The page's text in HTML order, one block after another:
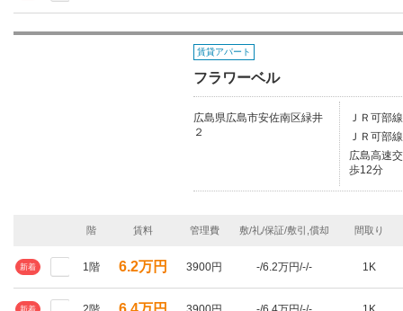
賃貸アパート
フラワーベル
広島県広島市安佐南区緑井
２
ＪＲ可部
ＪＲ可部
広島高速
歩12分
階 賃料 管理費 敷/礼/保証/敷引,償却 間取り
新着 1階 6.2万円 3900円 -/6.2万円/-/- 1K
新着